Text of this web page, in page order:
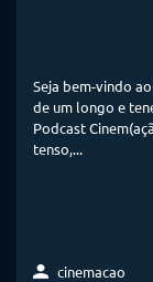
Seja bem-vindo
de um longo e
Podcast
tenso,...
cinemacao